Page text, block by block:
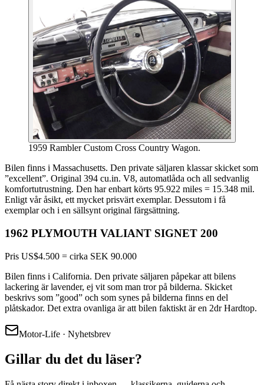
1959 Rambler Custom Cross Country Wagon.
Bilen finns i Massachusetts. Den private säljaren klassar skicket som
”excellent”. Original 394 cu.in. V8, automatlåda och all sedvanlig
komfortutrustning. Den har enbart körts 95.922 miles = 15.348 mil.
Enligt vår åsikt, ett mycket prisvärt exemplar. Dessutom i få
exemplar och i en sällsynt original färgsättning.
1962 PLYMOUTH VALIANT SIGNET 200
Pris US$4.500 = cirka SEK 90.000
Bilen finns i California. Den private säljaren påpekar att bilens
lackering är lavender, ej vit som man tror på bilderna. Skicket
beskrivs som ”good” och som synes på bilderna finns en del
plåtskador. Det extra ovanliga är att bilen faktiskt är en 2dr Hardtop.
Motor-Life · Nyhetsbrev
Gillar du det du läser?